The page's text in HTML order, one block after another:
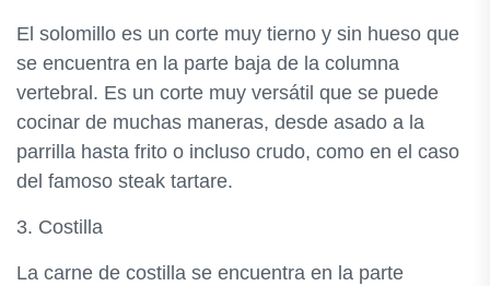
El solomillo es un corte muy tierno y sin hueso que
se encuentra en la parte baja de la columna
vertebral. Es un corte muy versátil que se puede
cocinar de muchas maneras, desde asado a la
parrilla hasta frito o incluso crudo, como en el caso
del famoso steak tartare.
3. Costilla
La carne de costilla se encuentra en la parte